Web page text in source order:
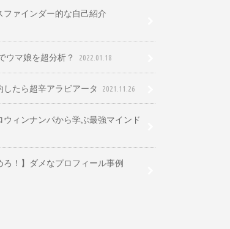
ファインダー的な自己紹介
ウマ娘を超分析？ 2022.01.18
したら超辛アラビアータ 2021.11.26
ウィンナンパから学ぶ最強マインド
ろ！】ダメなプロフィール事例